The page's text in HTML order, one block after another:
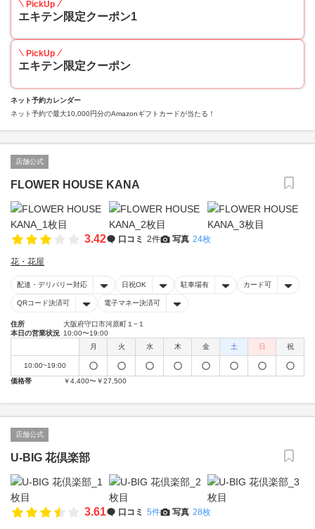
PickUp
エキテン限定クーポン1
PickUp
エキテン限定クーポン
ネット予約カレンダー
ネット予約で最大10,000円分のAmazonギフトカードが当たる！
店舗公式
FLOWER HOUSE KANA
3.42 口コミ 2件 写真 24枚
花・花屋
配達・デリバリー対応 日祝OK 駐車場有 カード可
QRコード決済可 電子マネー決済可
住所
大阪府守口市河原町１−１
本日の営業状況 10:00〜19:00
月
火 水 木 金 土 日 祝
10:00~19:00
価格帯
￥4,400〜￥27,500
店舗公式
U-BIG 花倶楽部
3.61 口コミ 5件 写真 28枚